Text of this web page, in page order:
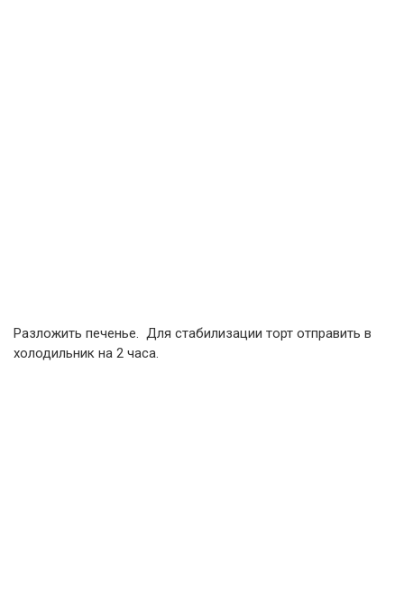
Разложить печенье. Для стабилизации торт отправить в
холодильник на 2 часа.